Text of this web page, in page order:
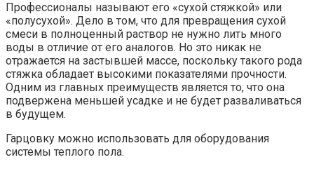
Профессионалы называют его «сухой стяжкой» или
«полусухой». Дело в том, что для превращения сухой
смеси в полноценный раствор не нужно лить много
воды в отличие от его аналогов. Но это никак не
отражается на застывшей массе, поскольку такого рода
стяжка обладает высокими показателями прочности.
Одним из главных преимуществ является то, что она
подвержена меньшей усадке и не будет разваливаться
в будущем.
Гарцовку можно использовать для оборудования
системы теплого пола.